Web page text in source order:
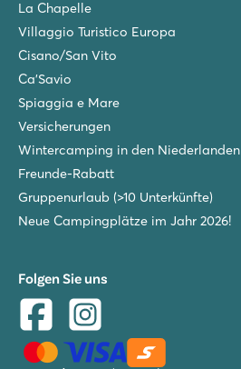
La Chapelle
Villaggio Turistico Europa
Cisano/San Vito
Ca'Savio
Spiaggia e Mare
Versicherungen
Wintercamping in den Niederlanden
Freunde-Rabatt
Gruppenurlaub (>10 Unterkünfte)
Neue Campingplätze im Jahr 2026!
Folgen Sie uns